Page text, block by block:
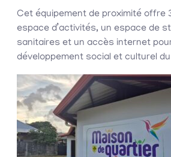
Cet équipement de proximité offre
espace d’activités, un espace de
sanitaires et un accès internet
développement social et culturel